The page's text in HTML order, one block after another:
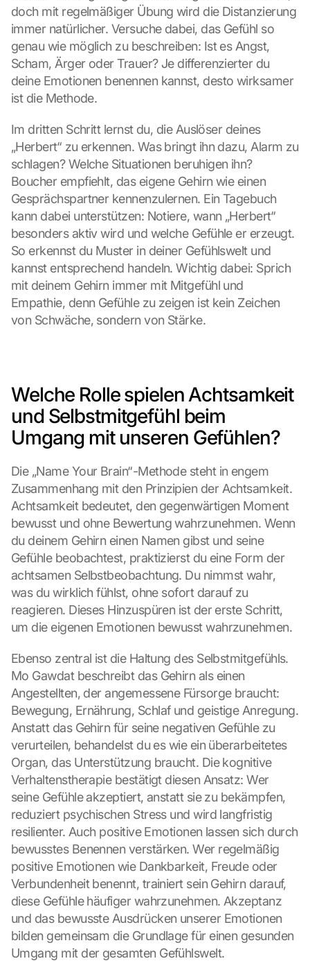
doch mit regelmäßiger Übung wird die Distanzierung
immer natürlicher. Versuche dabei, das Gefühl so
genau wie möglich zu beschreiben: Ist es Angst,
Scham, Ärger oder Trauer? Je differenzierter du
deine Emotionen benennen kannst, desto wirksamer
ist die Methode.
Im dritten Schritt lernst du, die Auslöser deines
„Herbert“ zu erkennen. Was bringt ihn dazu, Alarm zu
schlagen? Welche Situationen beruhigen ihn?
Boucher empfiehlt, das eigene Gehirn wie einen
Gesprächspartner kennenzulernen. Ein Tagebuch
kann dabei unterstützen: Notiere, wann „Herbert“
besonders aktiv wird und welche Gefühle er erzeugt.
So erkennst du Muster in deiner Gefühlswelt und
kannst entsprechend handeln. Wichtig dabei: Sprich
mit deinem Gehirn immer mit Mitgefühl und
Empathie, denn Gefühle zu zeigen ist kein Zeichen
von Schwäche, sondern von Stärke.
Welche Rolle spielen Achtsamkeit
und Selbstmitgefühl beim
Umgang mit unseren Gefühlen?
Die „Name Your Brain“-Methode steht in engem
Zusammenhang mit den Prinzipien der Achtsamkeit.
Achtsamkeit bedeutet, den gegenwärtigen Moment
bewusst und ohne Bewertung wahrzunehmen. Wenn
du deinem Gehirn einen Namen gibst und seine
Gefühle beobachtest, praktizierst du eine Form der
achtsamen Selbstbeobachtung. Du nimmst wahr,
was du wirklich fühlst, ohne sofort darauf zu
reagieren. Dieses Hinzuspüren ist der erste Schritt,
um die eigenen Emotionen bewusst wahrzunehmen.
Ebenso zentral ist die Haltung des Selbstmitgefühls.
Mo Gawdat beschreibt das Gehirn als einen
Angestellten, der angemessene Fürsorge braucht:
Bewegung, Ernährung, Schlaf und geistige Anregung.
Anstatt das Gehirn für seine negativen Gefühle zu
verurteilen, behandelst du es wie ein überarbeitetes
Organ, das Unterstützung braucht. Die kognitive
Verhaltenstherapie bestätigt diesen Ansatz: Wer
seine Gefühle akzeptiert, anstatt sie zu bekämpfen,
reduziert psychischen Stress und wird langfristig
resilienter. Auch positive Emotionen lassen sich durch
bewusstes Benennen verstärken. Wer regelmäßig
positive Emotionen wie Dankbarkeit, Freude oder
Verbundenheit benennt, trainiert sein Gehirn darauf,
diese Gefühle häufiger wahrzunehmen. Akzeptanz
und das bewusste Ausdrücken unserer Emotionen
bilden gemeinsam die Grundlage für einen gesunden
Umgang mit der gesamten Gefühlswelt.